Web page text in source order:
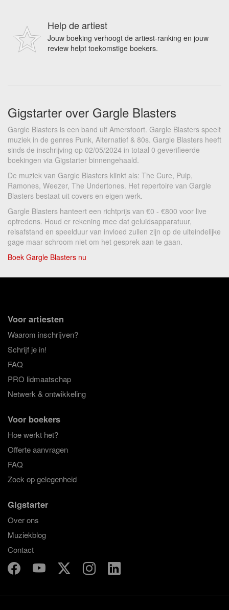
Help de artiest
Jouw boeking verhoogt de artiest-ranking en jouw
review helpt toekomstige boekers.
Gigstarter over Gargle Blasters
Gargle Blasters is een band uit Amersfoort. Gargle Blasters speelt
muziek in de genres Punk, Alternatief & 80s. Gargle Blasters heeft
sinds de inschrijving op 02/05/2024 in totaal 0 geverifieerde
boekingen via Gigstarter binnengehaald.
De muziek van Gargle Blasters klinkt als: The Cure, Pulp,
Ramones, Weezer, The Undertones. Het repertoire van Gargle
Blasters bestaat uit covers en eigen werk.
Gargle Blasters hanteert een richtprijs van €0 - €800 voor live
optredens. Houd er rekening mee dat geluidsapparatuur,
reisafstand en speelduur van invloed zullen zijn op de uiteindelijke
gage maar schroom niet om het gesprek aan te gaan.
Boek Gargle Blasters nu
Voor artiesten
Waarom inschrijven?
Schrijf je in!
FAQ
PRO lidmaatschap
Netwerk & ontwikkeling
Voor boekers
Hoe werkt het?
Offerte aanvragen
FAQ
Zoek op gelegenheid
Gigstarter
Over ons
Muziekblog
Contact